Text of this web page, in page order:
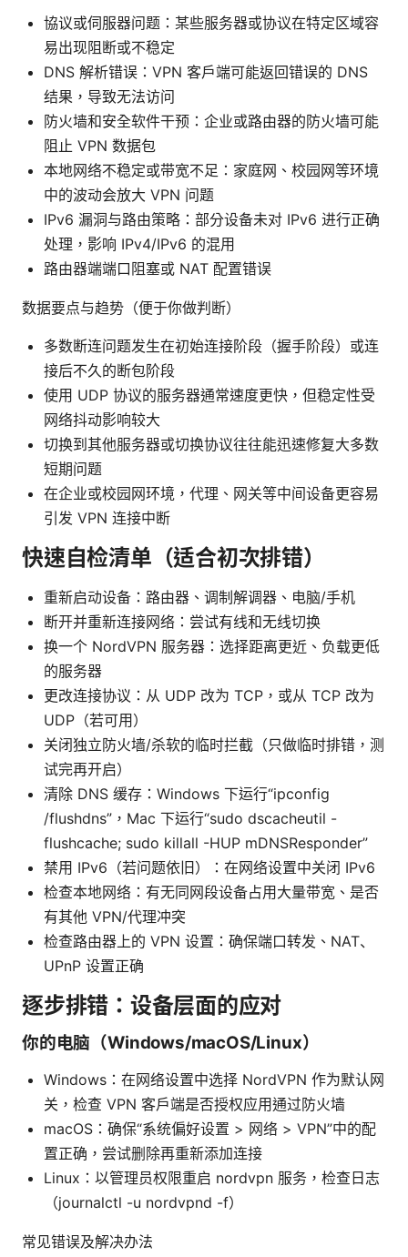
協议或伺服器问题：某些服务器或协议在特定区域容
易出现阻断或不稳定
DNS 解析错误：VPN 客户端可能返回错误的 DNS
结果，导致无法访问
防火墙和安全软件干预：企业或路由器的防火墙可能
阻止 VPN 数据包
本地网络不稳定或带宽不足：家庭网、校园网等环境
中的波动会放大 VPN 问题
IPv6 漏洞与路由策略：部分设备未对 IPv6 进行正确
处理，影响 IPv4/IPv6 的混用
路由器端端口阻塞或 NAT 配置错误
数据要点与趋势（便于你做判断）
多数断连问题发生在初始连接阶段（握手阶段）或连
接后不久的断包阶段
使用 UDP 协议的服务器通常速度更快，但稳定性受
网络抖动影响较大
切换到其他服务器或切换协议往往能迅速修复大多数
短期问题
在企业或校园网环境，代理、网关等中间设备更容易
引发 VPN 连接中断
快速自检清单（适合初次排错）
重新启动设备：路由器、调制解调器、电脑/手机
断开并重新连接网络：尝试有线和无线切换
换一个 NordVPN 服务器：选择距离更近、负载更低
的服务器
更改连接协议：从 UDP 改为 TCP，或从 TCP 改为
UDP（若可用）
关闭独立防火墙/杀软的临时拦截（只做临时排错，测
试完再开启）
清除 DNS 缓存：Windows 下运行“ipconfig
/flushdns”，Mac 下运行“sudo dscacheutil -
flushcache; sudo killall -HUP mDNSResponder”
禁用 IPv6（若问题依旧）：在网络设置中关闭 IPv6
检查本地网络：有无同网段设备占用大量带宽、是否
有其他 VPN/代理冲突
检查路由器上的 VPN 设置：确保端口转发、NAT、
UPnP 设置正确
逐步排错：设备层面的应对
你的电脑（Windows/macOS/Linux）
Windows：在网络设置中选择 NordVPN 作为默认网
关，检查 VPN 客户端是否授权应用通过防火墙
macOS：确保“系统偏好设置 > 网络 > VPN”中的配
置正确，尝试删除再重新添加连接
Linux：以管理员权限重启 nordvpn 服务，检查日志
（journalctl -u nordvpnd -f）
常见错误及解决办法